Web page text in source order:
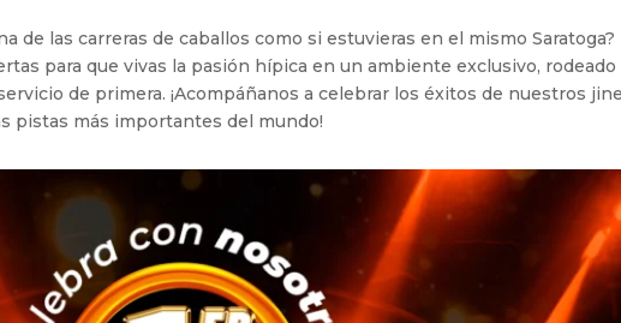
de las carreras de caballos como si estuvieras en el mismo Saratoga?
para que vivas la pasión hípica en un ambiente exclusivo, rodeado
de primera. ¡Acompáñanos a celebrar los éxitos de nuestros
pistas más importantes del mundo!